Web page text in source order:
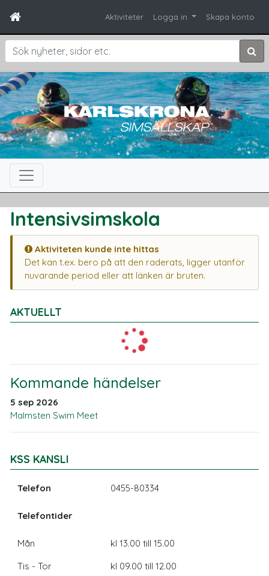
Aktiviteter Logga in Skapa konto
Sök
AKTUELLT
Kommande händelser
5 sep 2026
Malmsten Swim Meet
Intensivsimskola
Aktiviteten kunde inte hittas
Det kan t.ex. bero på att den raderats, ligger utanför
nuvarande period eller att länken är bruten.
KSS KANSLI
Telefon 0455-80334
Telefontider
Mån
Tis - Tor
kl 13.00 till 15.00
kl 09.00 till 12.00